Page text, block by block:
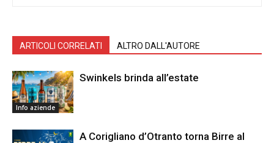
ARTICOLI CORRELATI ALTRO DALL'AUTORE
Info aziende
Swinkels brinda all’estate
A Corigliano d’Otranto torna Birre al